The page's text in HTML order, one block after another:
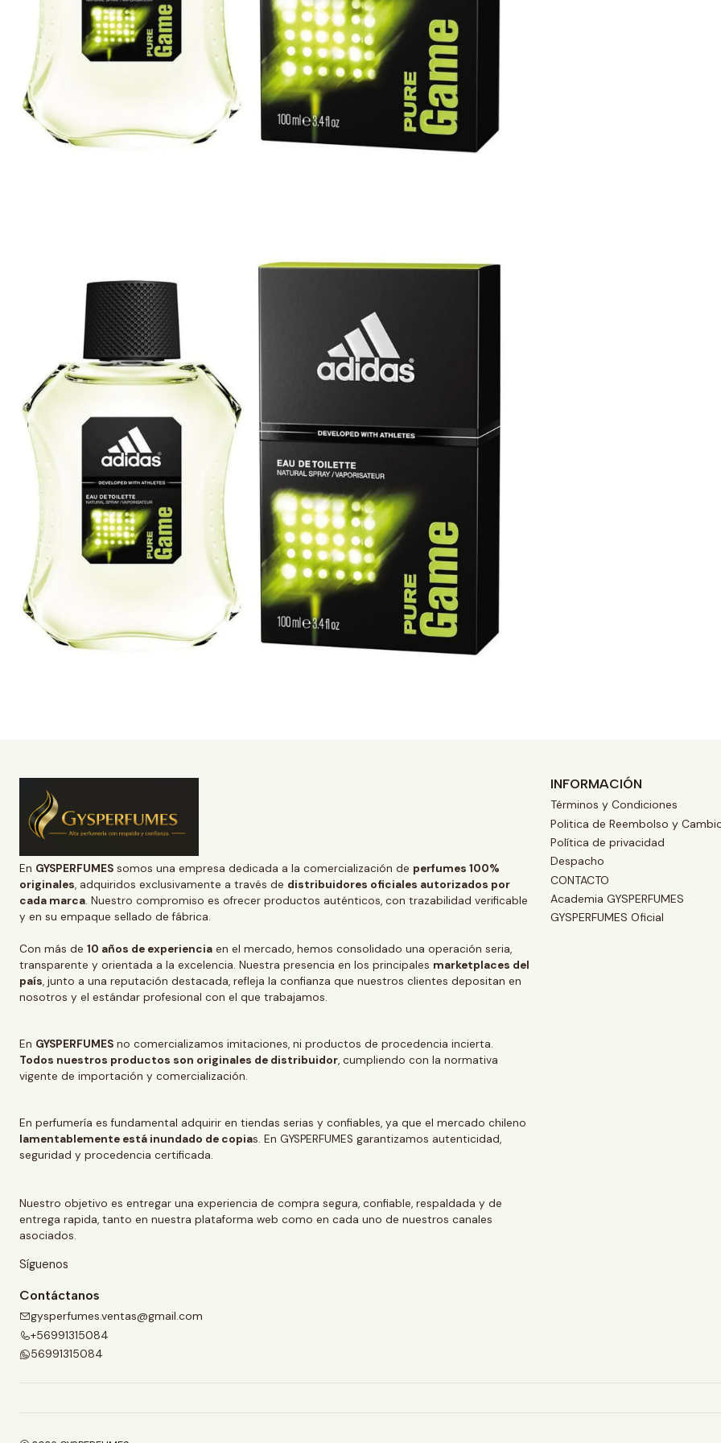
En GYSPERFUMES somos una empresa dedicada a la comercialización de perfumes 100%
originales, adquiridos exclusivamente a través de distribuidores oficiales autorizados por
cada marca. Nuestro compromiso es ofrecer productos auténticos, con trazabilidad verificable
y en su empaque sellado de fábrica.
Con más de 10 años de experiencia en el mercado, hemos consolidado una operación seria,
transparente y orientada a la excelencia. Nuestra presencia en los principales marketplaces del
país, junto a una reputación destacada, refleja la confianza que nuestros clientes depositan en
nosotros y el estándar profesional con el que trabajamos.
En GYSPERFUMES no comercializamos imitaciones, ni productos de procedencia incierta.
Todos nuestros productos son originales de distribuidor, cumpliendo con la normativa
vigente de importación y comercialización.
En perfumería es fundamental adquirir en tiendas serias y confiables, ya que el mercado chileno
lamentablemente está inundado de copias. En GYSPERFUMES garantizamos autenticidad,
seguridad y procedencia certificada.
Nuestro objetivo es entregar una experiencia de compra segura, confiable, respaldada y de
entrega rapida, tanto en nuestra plataforma web como en cada uno de nuestros canales
asociados.
Síguenos
INFORMACIÓN
Términos y Condiciones
Politica de Reembolso y
Política de privacidad
Despacho
CONTACTO
Academia GYSPERFUMES
GYSPERFUMES Oficial
Contáctanos
gysperfumes.ventas@gmail.com
+56991315084
56991315084